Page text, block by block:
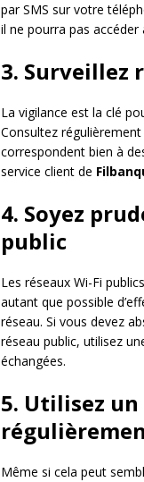
par SMS sur votre
il ne pourra pas
3. Surveillez
La vigilance est la clé
Consultez
correspondent bien à
service client de
4. Soyez
public
Les réseaux Wi-Fi
autant que possible
réseau. Si vous devez
réseau public, utilisez
échangées.
5. Utilisez
Même si cela peut